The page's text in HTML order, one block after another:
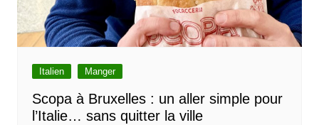
Italien Manger
Scopa à Bruxelles : un aller simple pour
l’Italie… sans quitter la ville